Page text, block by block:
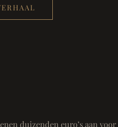
duizenden euro’s aan voor